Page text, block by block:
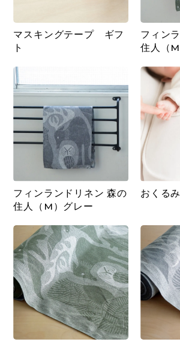
マスキングテープ ギフ
ト
フィン
住人（
フィンランドリネン 森の
住人（M）グレー
おくるみ